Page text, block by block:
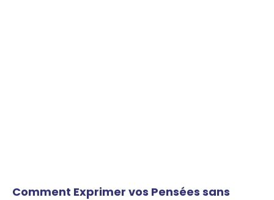
Comment Exprimer vos Pensées sans